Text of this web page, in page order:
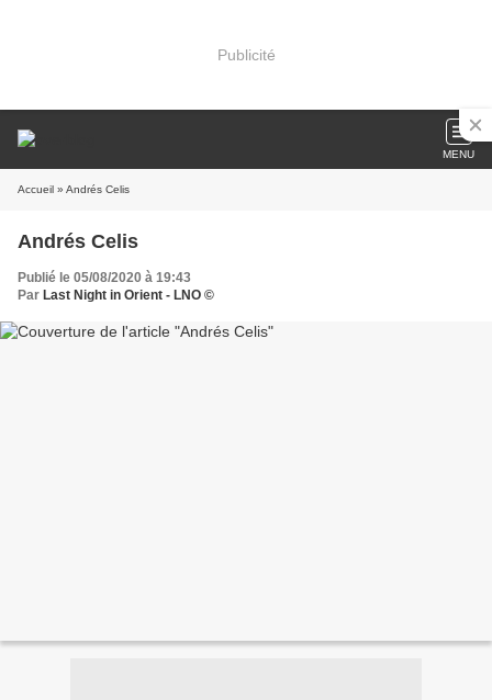
Publicité
MENU
Accueil » Andrés Celis
Andrés Celis
Publié le 05/08/2020 à 19:43
Par Last Night in Orient - LNO ©